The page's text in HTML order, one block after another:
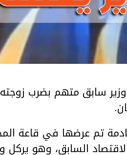
سابق متهم بضرب
تم عرضها في قاعة
السابق، وهو